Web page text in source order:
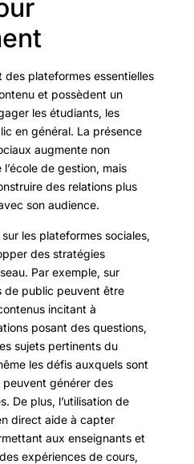
des plateformes essentielles
et possèdent un
les étudiants, les
en général. La présence
augmente non
de gestion, mais
des relations plus
son audience.
les plateformes sociales,
des stratégies
Par exemple, sur
de public peuvent être
incitant à
posant des questions,
sujets pertinents du
les défis auxquels sont
générer des
De plus, l’utilisation de
direct aide à capter
aux enseignants et
expériences de cours,